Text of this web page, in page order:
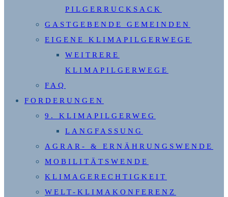
PILGERRUCKSACK
GASTGEBENDE GEMEINDEN
EIGENE KLIMAPILGERWEGE
WEITRERE
KLIMAPILGERWEGE
FAQ
FORDERUNGEN
9. KLIMAPILGERWEG
LANGFASSUNG
AGRAR- & ERNÄHRUNGSWENDE
MOBILITÄTSWENDE
KLIMAGERECHTIGKEIT
WELT-KLIMAKONFERENZ